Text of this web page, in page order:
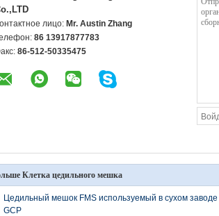
лицо: Mr. Austin Zhang
86 13917877783
86-512-50335475
Клетка цедильного мешка
Цедильный мешок FMS используемый в сухом заводе
GCP